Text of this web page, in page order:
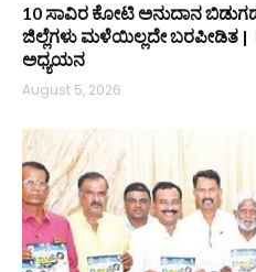
10 ಸಾವಿರ ಕೋಟಿ ಅನುದಾನ
ಜಿಲ್ಲೆಗಳು ಮಳೆಯಿಲ್ಲದೇ ಬರಪೀಡಿತ
ಅಧ್ಯಯನ
August 5, 2026